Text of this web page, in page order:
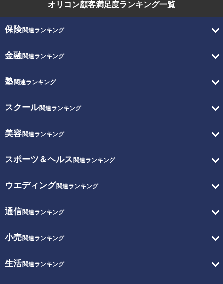
オリコン顧客満足度ランキング一覧
保険関連ランキング
金融関連ランキング
塾関連ランキング
スクール関連ランキング
美容関連ランキング
スポーツ＆ヘルス 関連ランキング
ウエディング関連ランキング
通信関連ランキング
小売関連ランキング
生活関連ランキング